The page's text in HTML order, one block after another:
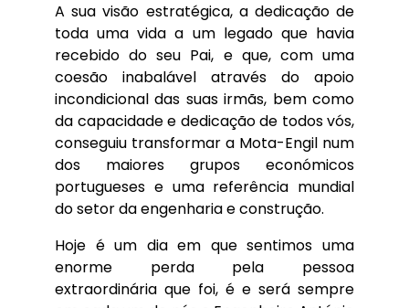
A sua visão estratégica, a dedicação de
toda uma vida a um legado que havia
recebido do seu Pai, e que, com uma
coesão inabalável através do apoio
incondicional das suas irmãs, bem como
da capacidade e dedicação de todos vós,
conseguiu transformar a Mota-Engil num
dos maiores grupos económicos
portugueses e uma referência mundial
do setor da engenharia e construção.
Hoje é um dia em que sentimos uma
enorme perda pela pessoa
extraordinária que foi, é e será sempre